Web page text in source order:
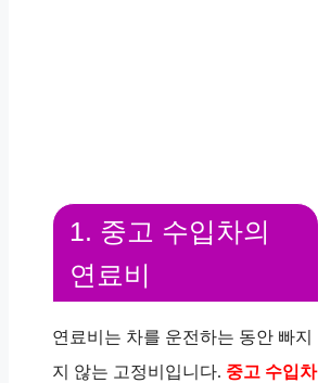
1. 중고 수입차의
연료비
연료비는 차를 운전하는 동안 빠지
지 않는 고정비입니다. 중고 수입차